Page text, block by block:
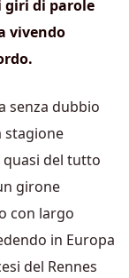
giri di parole
vivendo
senza dubbio
stagione
del tutto
girone
con largo
in Europa
del Rennes